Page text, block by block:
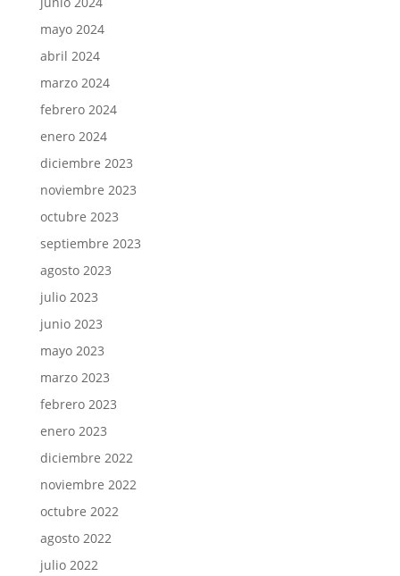
mayo 2024
abril 2024
marzo 2024
febrero 2024
enero 2024
diciembre 2023
noviembre 2023
octubre 2023
septiembre 2023
agosto 2023
julio 2023
junio 2023
mayo 2023
marzo 2023
febrero 2023
enero 2023
diciembre 2022
noviembre 2022
octubre 2022
agosto 2022
julio 2022